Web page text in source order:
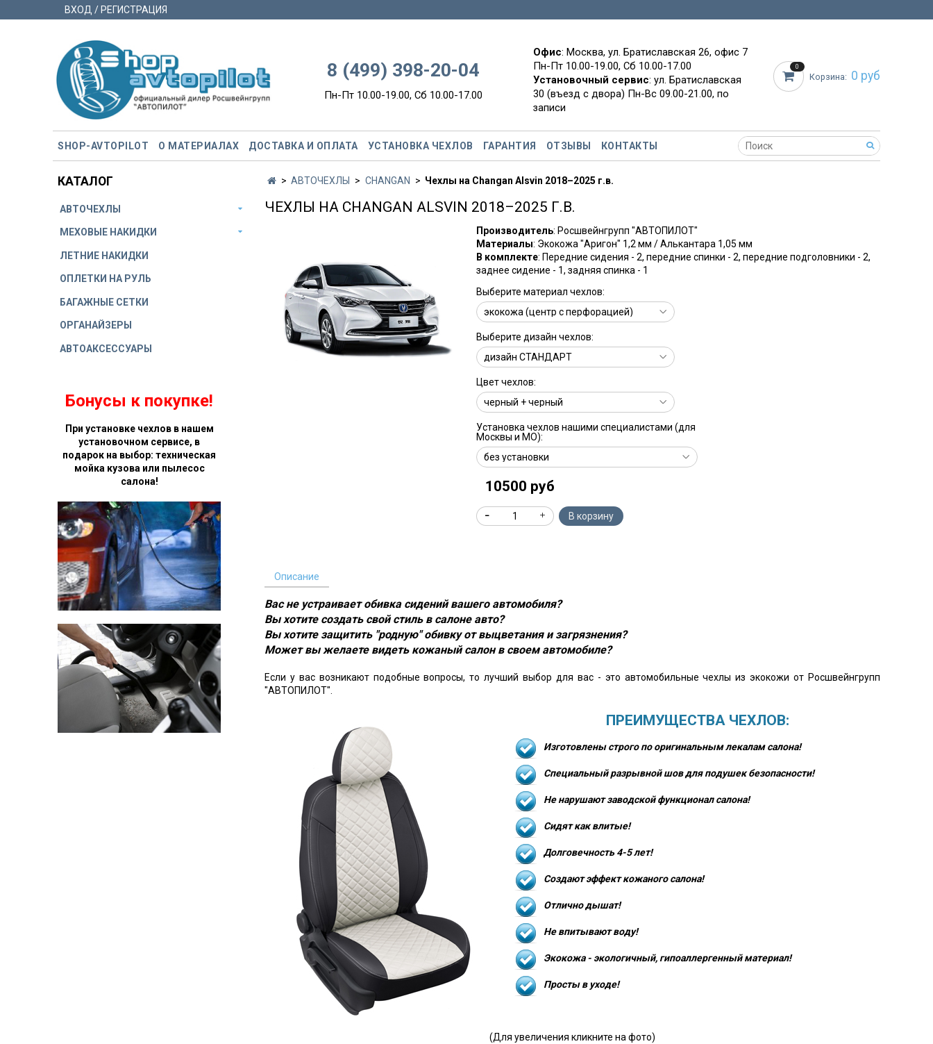
ВХОД / РЕГИСТРАЦИЯ
8 (499) 398-20-04
Пн-Пт 10.00-19.00, Сб 10.00-17.00
Офис: Москва, ул. Братиславская 26, офис 7
Пн-Пт 10.00-19.00, Сб 10.00-17.00
Установочный сервис: ул. Братиславская
30 (въезд с двора) Пн-Вс 09.00-21.00, по
записи
0
Корзина: 0 руб
SHOP-AVTOPILOT О МАТЕРИАЛАХ ДОСТАВКА И ОПЛАТА УСТАНОВКА ЧЕХЛОВ ГАРАНТИЯ ОТЗЫВЫ КОНТАКТЫ
АВТОЧЕХЛЫ CHANGAN Чехлы на Changan Alsvin 2018–2025 г.в.
ЧЕХЛЫ НА CHANGAN ALSVIN 2018–2025 Г.В.
Производитель: Росшвейнгрупп "АВТОПИЛОТ"
Материалы: Экокожа "Аригон" 1,2 мм / Алькантара 1,05 мм
В комплекте: Передние сидения - 2, передние спинки - 2, передние подголовники - 2,
заднее сидение - 1, задняя спинка - 1
Выберите материал чехлов:
Выберите дизайн чехлов:
Цвет чехлов:
Установка чехлов нашими специалистами (для
Москвы и МО):
10500 руб
В корзину
Описание
Вас не устраивает обивка сидений вашего автомобиля?
Вы хотите создать свой стиль в салоне авто?
Вы хотите защитить "родную" обивку от выцветания и загрязнения?
Может вы желаете видеть кожаный салон в своем автомобиле?
Если у вас возникают подобные вопросы, то лучший выбор для вас - это автомобильные чехлы из экокожи от Росшвейнгрупп
"АВТОПИЛОТ".
ПРЕИМУЩЕСТВА ЧЕХЛОВ:
Изготовлены строго по оригинальным лекалам салона!
Специальный разрывной шов для подушек безопасности!
Не нарушают заводской функционал салона!
Сидят как влитые!
Долговечность 4-5 лет!
Создают эффект кожаного салона!
Отлично дышат!
Не впитывают воду!
Экокожа - экологичный, гипоаллергенный материал!
Просты в уходе!
(Для увеличения кликните на фото)
КАТАЛОГ
АВТОЧЕХЛЫ
МЕХОВЫЕ НАКИДКИ
ЛЕТНИЕ НАКИДКИ
ОПЛЕТКИ НА РУЛЬ
БАГАЖНЫЕ СЕТКИ
ОРГАНАЙЗЕРЫ
АВТОАКСЕССУАРЫ
Бонусы к покупке!
При установке чехлов в нашем
установочном сервисе, в
подарок на выбор: техническая
мойка кузова или пылесос
салона!